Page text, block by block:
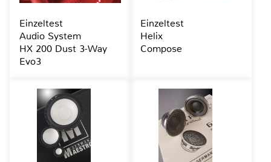
Einzeltest
Audio System
HX 200 Dust 3-Way
Evo3
Einzeltest
Helix
Compose